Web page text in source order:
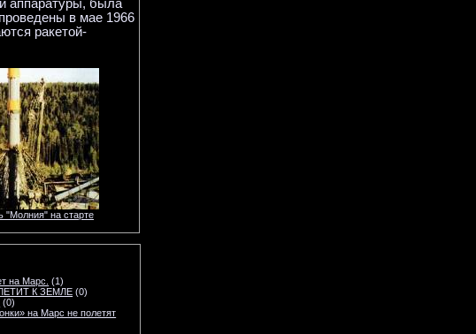
аппаратуры, была
в мае 1966
ракетой-
"Молния" на старте
на Марс. (1)
К ЗЕМЛЕ (0)
(0)
на Марс не полетят